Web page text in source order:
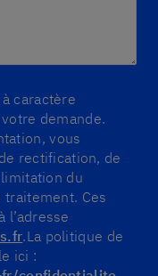
caractère
demande.
vous
rectification, de
du
traitement. Ces
l’adresse
.La politique de
ici :